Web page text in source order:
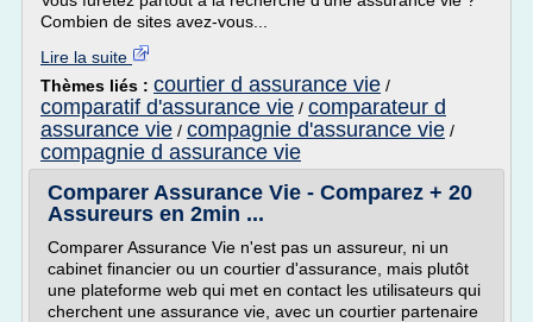
Combien de sites avez-vous...
Lire la suite
Thèmes liés : courtier d assurance vie /
comparatif d'assurance vie / comparateur d
assurance vie / compagnie d'assurance vie /
compagnie d assurance vie
Comparer Assurance Vie - Comparez + 20
Assureurs en 2min ...
Comparer Assurance Vie n'est pas un assureur, ni un
cabinet financier ou un courtier d'assurance, mais plutôt
une plateforme web qui met en contact les utilisateurs qui
cherchent une assurance vie, avec un courtier partenaire